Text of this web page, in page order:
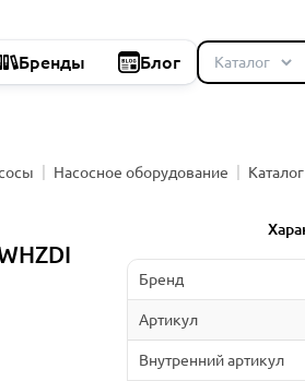
Бренды Блог
Насосное оборудование
Каталог
Бренд
Артикул
Внутренний артикул